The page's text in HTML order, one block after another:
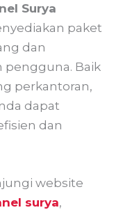
Surya
paket
dan
pengguna. Baik
perkantoran,
dapat
dan
website
surya,